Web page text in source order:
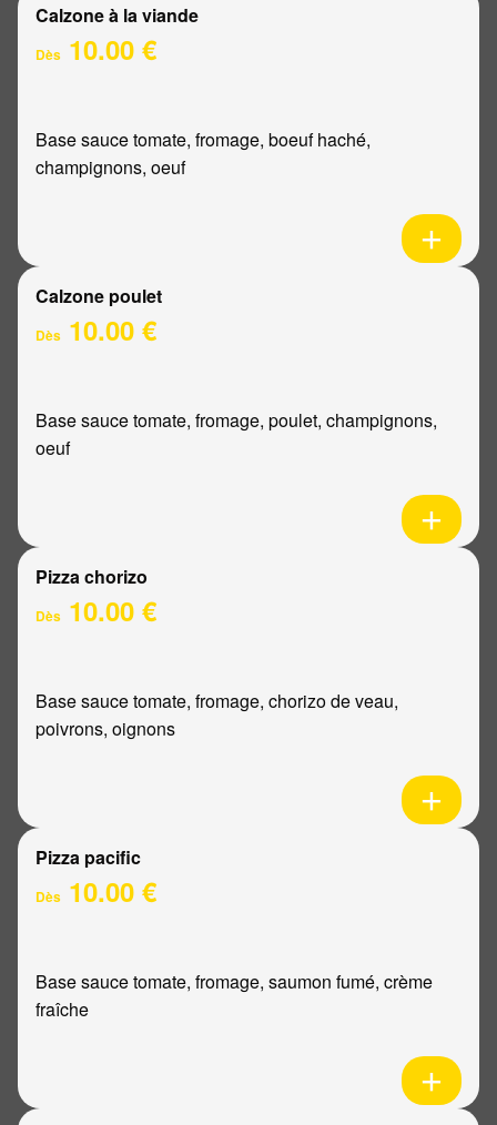
Calzone à la viande
Dès 10.00 €
Base sauce tomate, fromage, boeuf haché,
champignons, oeuf
Calzone poulet
Dès 10.00 €
Base sauce tomate, fromage, poulet, champignons,
oeuf
Pizza chorizo
Dès 10.00 €
Base sauce tomate, fromage, chorizo de veau,
poivrons, oignons
Pizza pacific
Dès 10.00 €
Base sauce tomate, fromage, saumon fumé, crème
fraîche